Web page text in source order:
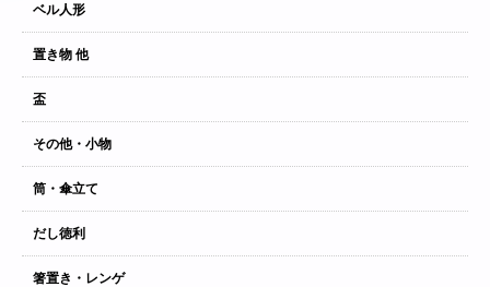
ベル人形
置き物 他
盃
その他・小物
筒・傘立て
だし徳利
箸置き・レンゲ